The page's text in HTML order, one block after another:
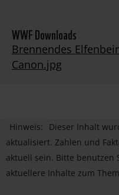
WWF Downloads
Brennendes
Canon.jpg
Hinweis:
Dieser Inhalt
aktualisiert. Zahlen und
aktuell sein. Bitte benutzen
aktuellere Inhalte zum